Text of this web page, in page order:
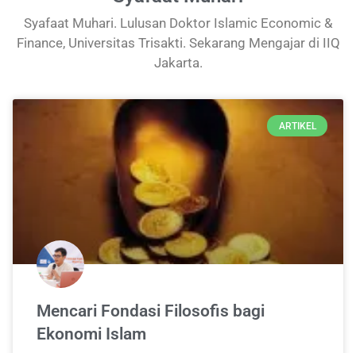
Syafaat Muhari. Lulusan Doktor Islamic Economic &
Finance, Universitas Trisakti. Sekarang Mengajar di IIQ
Jakarta.
ARTIKEL
‎Mencari Fondasi Filosofis bagi
Ekonomi Islam